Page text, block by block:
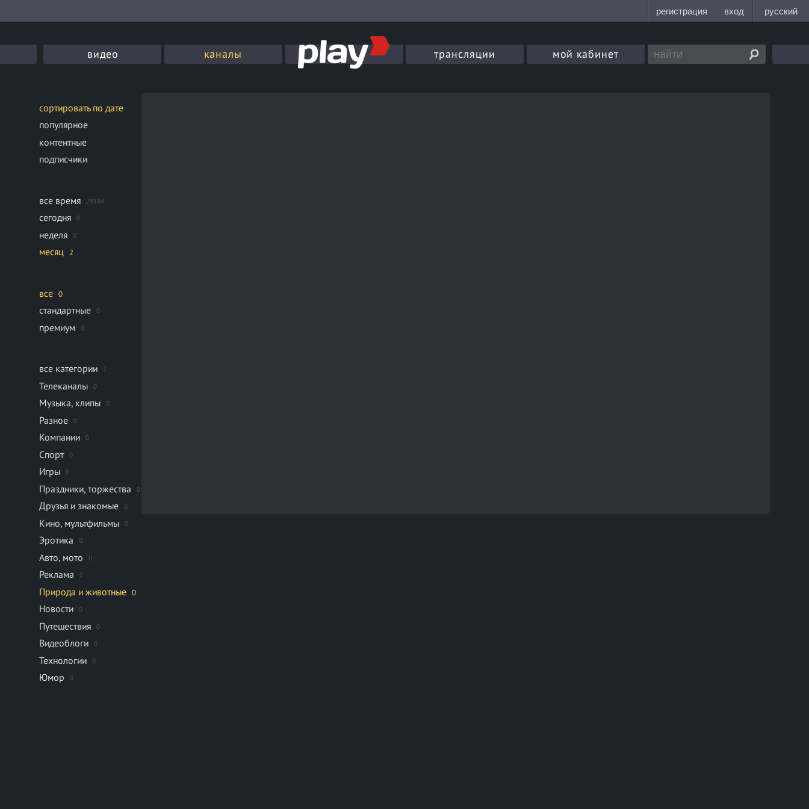
видео каналы трансляции мой кабинет
сортировать по дате
популярное
контентные
подписчики
все время 29184
сегодня 0
неделя 0
месяц 2
все 0
стандартные 0
премиум 0
все категории 2
Телеканалы 0
Музыка, клипы 0
Разное 0
Компании 0
Спорт 0
Игры 0
Праздники, торжества 0
Друзья и знакомые 0
Кино, мультфильмы 0
Эротика 0
Авто, мото 0
Реклама 0
Природа и животные 0
Новости 0
Путешествия 0
Видеоблоги 0
Технологии 0
Юмор 0